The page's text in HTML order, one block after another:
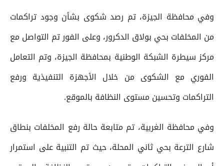
وفي محافظة الجيزة، تم رصد شكوى بشأن وجود تراكمات
من المخلفات بحي بولاق الدكرور، وعلى الفور تم التواصل مع
مركز سيطرة الشبكة الوطنية بمحافظة الجيزة، وتم التعامل
الفوري مع الشكوى من خلال الأجهزة التنفيذية ورفع
التراكمات وتحسين مستوى النظافة بالموقع.
وفي محافظة الغربية، تم متابعة حالة رفع المخلفات بنطاق
شارع الترعة بحي ثاني المحلة، حيث تم التنبية على استمرار